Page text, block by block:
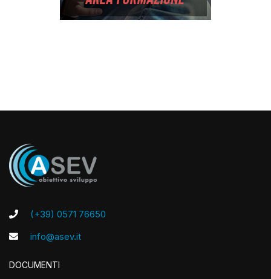
(+39) 0571 76650
info@asev.it
DOCUMENTI